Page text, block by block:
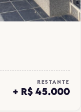
RESTANTE
+ R$ 45.000